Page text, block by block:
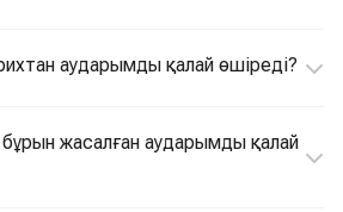
аударымды қалай өшіреді?
жасалған аударымды қалай